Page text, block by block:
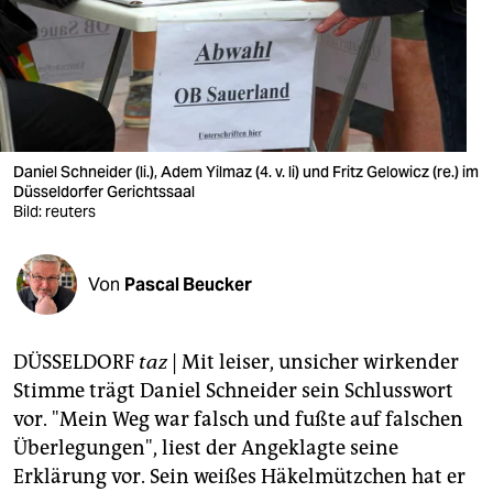
wahrheit
verlag
verlag
veranstaltungen
shop
fragen & hilfe
unterstützen
genossenschaft
epaper login
Daniel Schneider (li.), Adem Yilmaz (4. v. li) und Fritz Gelowicz (re.) im
Düsseldorfer Gerichtssaal
Bild: reuters
Von Pascal Beucker
DÜSSELDORF taz| Mit leiser, unsicher wirkender
Stimme trägt Daniel Schneider sein Schlusswort
vor. "Mein Weg war falsch und fußte auf falschen
Überlegungen", liest der Angeklagte seine
Erklärung vor. Sein weißes Häkelmützchen hat er